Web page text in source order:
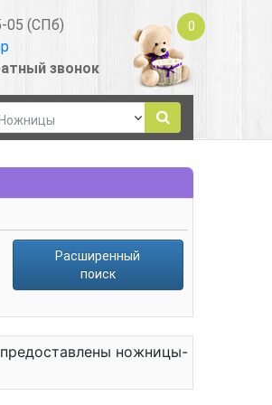
05 (СПб)
звонок
0
Расширенный
поиск
ножницы-